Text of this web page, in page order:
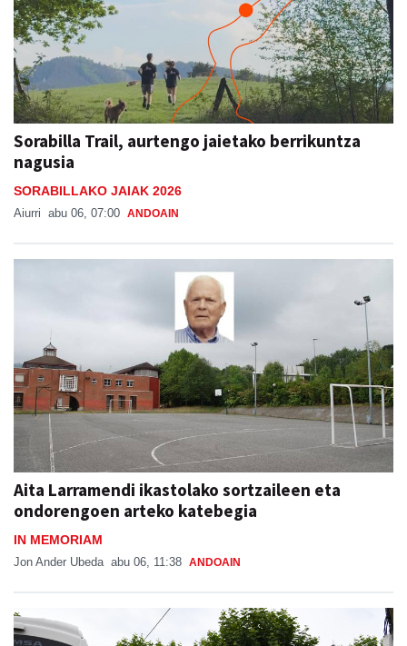
Sorabilla Trail, aurtengo jaietako berrikuntza
nagusia
SORABILLAKO JAIAK 2026
Aiurri abu 06, 07:00 ANDOAIN
Aita Larramendi ikastolako sortzaileen eta
ondorengoen arteko katebegia
IN MEMORIAM
Jon Ander Ubeda abu 06, 11:38 ANDOAIN